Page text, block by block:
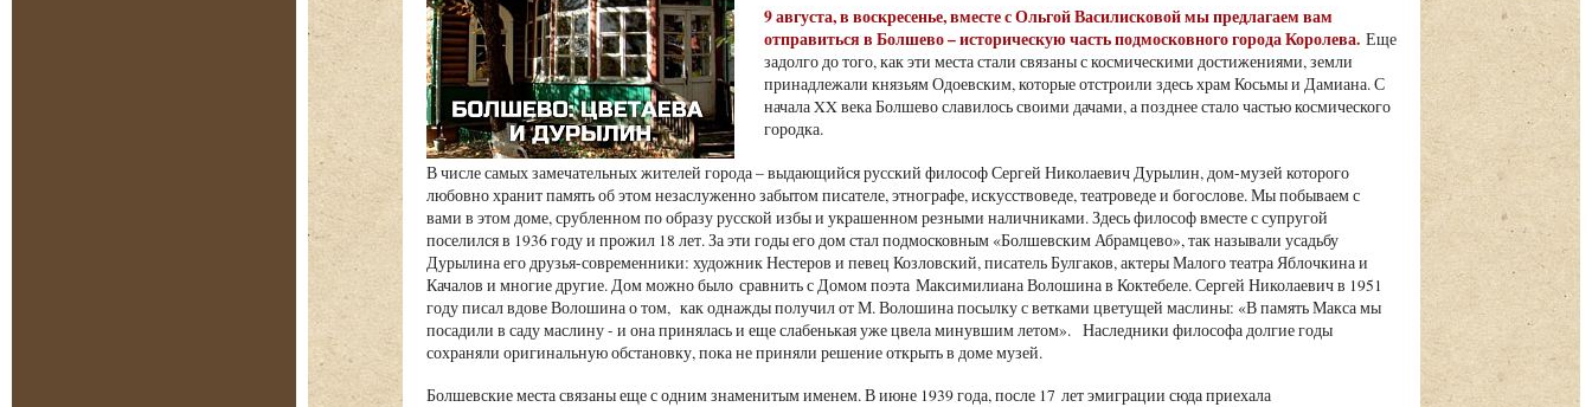
9 августа, в воскресенье, вместе с Ольгой Василисковой мы предлагаем вам
отправиться в Болшево – историческую часть подмосковного города Королева. Еще
задолго до того, как эти места стали связаны с космическими достижениями, земли
принадлежали князьям Одоевским, которые отстроили здесь храм Косьмы и Дамиана. С
начала XX века Болшево славилось своими дачами, а позднее стало частью космического
городка.
В числе самых замечательных жителей города – выдающийся русский философ Сергей Николаевич Дурылин, дом-музей которого
любовно хранит память об этом незаслуженно забытом писателе, этнографе, искусствоведе, театроведе и богослове. Мы побываем с
вами в этом доме, срубленном по образу русской избы и украшенном резными наличниками. Здесь философ вместе с супругой
поселился в 1936 году и прожил 18 лет. За эти годы его дом стал подмосковным «Болшевским Абрамцево», так называли усадьбу
Дурылина его друзья-современники: художник Нестеров и певец Козловский, писатель Булгаков, актеры Малого театра Яблочкина и
Качалов и многие другие. Дом можно было сравнить с Домом поэта Максимилиана Волошина в Коктебеле. Сергей Николаевич в 1951
году писал вдове Волошина о том, как однажды получил от М. Волошина посылку с ветками цветущей маслины: «В память Макса мы
посадили в саду маслину - и она принялась и еще слабенькая уже цвела минувшим летом». Наследники философа долгие годы
сохраняли оригинальную обстановку, пока не приняли решение открыть в доме музей.
Болшевские места связаны еще с одним знаменитым именем. В июне 1939 года, после 17 лет эмиграции сюда приехала